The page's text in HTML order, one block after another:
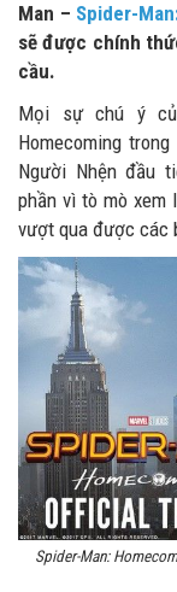
Man – Spider-
sẽ được chính
cầu.
Mọi sự chú ý
Homecoming
Người Nhện đầu
phần vì tò mò xem
vượt qua được các
Spider-Man: